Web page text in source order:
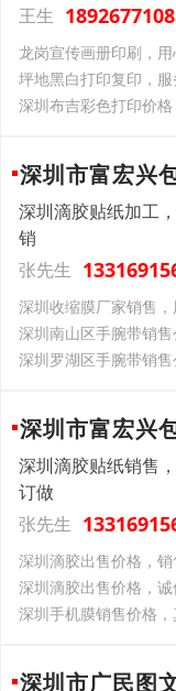
王生
龙岗宣传画册印刷，
坪地黑白打印复印，
深圳布吉彩色打印价
深圳市富宏兴
深圳滴胶贴纸加工
销
张先生
深圳收缩膜厂家销售
深圳南山区手腕带销
深圳罗湖区手腕带销
深圳市富宏兴
深圳滴胶贴纸销售
订做
张先生
深圳滴胶出售价格，
深圳滴胶出售价格，
深圳手机膜销售价格
深圳市广民图